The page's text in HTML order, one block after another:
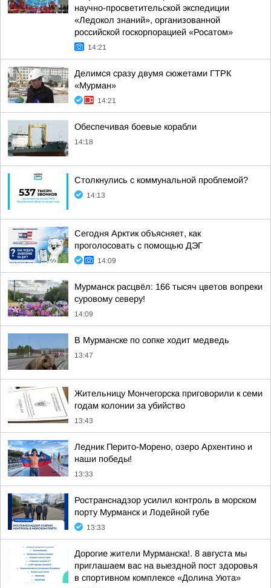
научно-просветительской экспедиции
«Ледокол знаний», организованной
российской госкорпорацией «Росатом»
14:21
Делимся сразу двумя сюжетами ГТРК
«Мурман»
14:21
Обеспечивая боевые корабли
14:18
Столкнулись с коммунальной проблемой?
14:13
Сегодня Арктик объясняет, как
проголосовать с помощью ДЭГ
14:09
Мурманск расцвёл: 166 тысяч цветов вопреки
суровому северу!
14:09
В Мурманске по сопке ходит медведь
13:47
Жительницу Мончегорска приговорили к семи
годам колонии за убийство
13:43
Ледник Перито-Морено, озеро Архентино и
наши победы!
13:33
Ространснадзор усилил контроль в морском
порту Мурманск и Лодейной губе
13:33
Дорогие жители Мурманска!. 8 августа мы
приглашаем вас на выездной пост здоровья
в спортивном комплексе «Долина Уюта»